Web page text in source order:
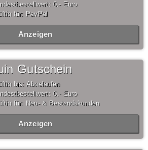
0,- Euro
für: PayPal
Anzeigen
Gutschein
bis: Abgelaufen
0,- Euro
für: Neu- & Bestandskunden
Anzeigen